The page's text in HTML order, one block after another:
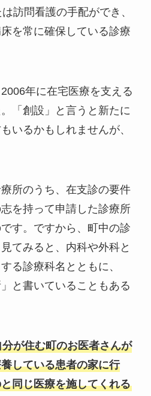
訪問看護の手配ができ、
を常に確保している診療
年に在宅医療を支える
「創設」と言うと新たに
いるかもしれませんが、
所のうち、在支診の要件
を持って申請した診療所
す。ですから、町中の診
てみると、内科や外科と
る診療科名とともに、
と書いていることもある
分が住む町のお医者さんが
している患者の家に行
同じ医療を施してくれる